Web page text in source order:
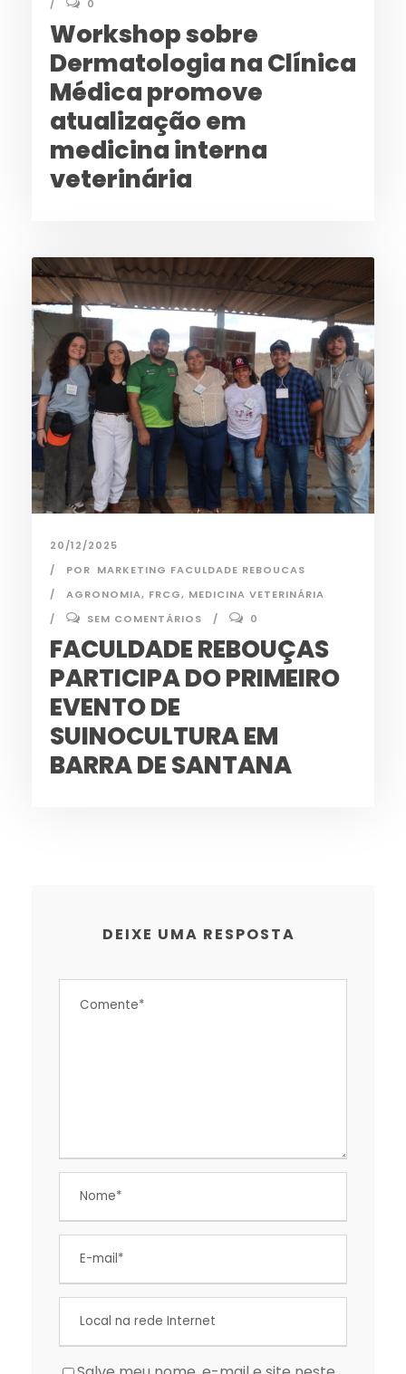
0
Workshop sobre
Dermatologia na Clínica
Médica promove
atualização em
medicina interna
veterinária
20/12/2025
POR MARKETING FACULDADE REBOUCAS
AGRONOMIA, FRCG, MEDICINA VETERINÁRIA
SEM COMENTÁRIOS
0
FACULDADE REBOUÇAS
PARTICIPA DO PRIMEIRO
EVENTO DE
SUINOCULTURA EM
BARRA DE SANTANA
DEIXE UMA RESPOSTA